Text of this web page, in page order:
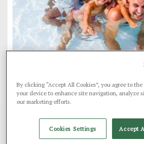
Famiglia
Le vacanze per famiglie
Spiaggia Romea.
Un resort pieno di servizi, con attività e
le età e a tutti i gusti.
Vai all'articolo
By clicking “Accept All Cookies”, you agree to
your device to enhance site navigation, analyze
our marketing efforts.
Cookies Settings Accept